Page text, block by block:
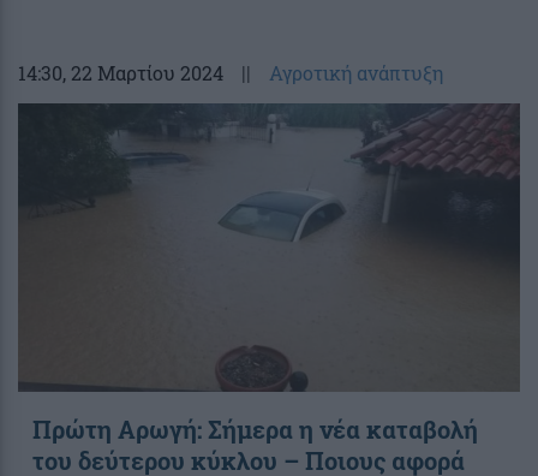
14:30, 22 Μαρτίου 2024 || Αγροτική ανάπτυξη
Πρώτη Αρωγή: Σήμερα η νέα καταβολή
του δεύτερου κύκλου – Ποιους αφορά